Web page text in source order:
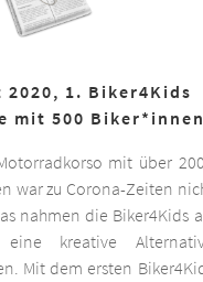
2020, 1. Biker4Kids
mit 500 Biker*innen
mit über
war zu Corona-Zeiten
nahmen die Biker4Kids
kreative
Mit dem ersten